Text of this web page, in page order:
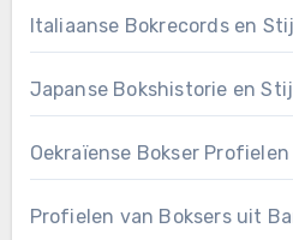
Italiaanse Bokrecords en
Japanse Bokshistorie en
Oekraïense Bokser Profielen
Profielen van Boksers uit